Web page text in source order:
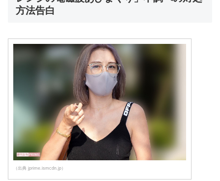
方法告白
（出典 jprime.ismcdn.jp）